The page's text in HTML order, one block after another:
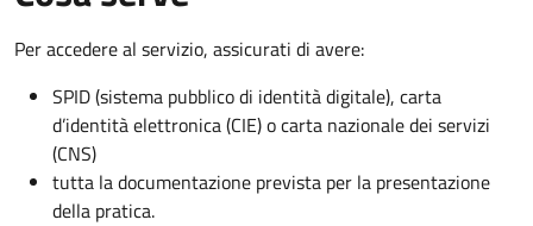
Per accedere al servizio, assicurati di avere:
SPID (sistema pubblico di identità digitale), carta
d’identità elettronica (CIE) o carta nazionale dei servizi
(CNS)
tutta la documentazione prevista per la presentazione
della pratica.